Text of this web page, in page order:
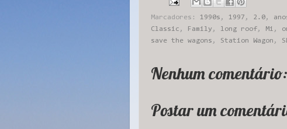
Marcadores: 1990s , 1997 , 2.0,
Classic , Family , long roof, Mi ,
save the wagons , Station Wagon ,
Nenhum comentário:
Postar um